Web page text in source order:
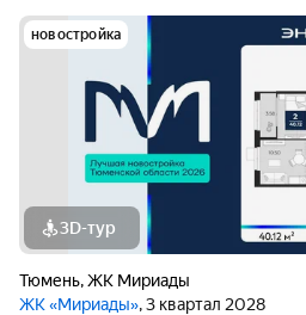
новостройка
3D-тур
Тюмень,ЖК Мириады
ЖК «Мириады», 3 квартал 2028